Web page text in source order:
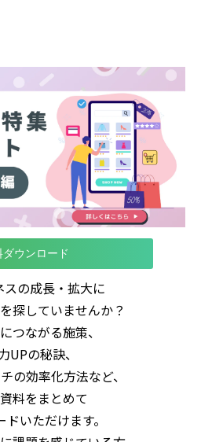
ダウンロード
の成長・拡大に
探していませんか？
つながる施策、
UPの秘訣、
の効率化方法など、
料をまとめて
いただけます。